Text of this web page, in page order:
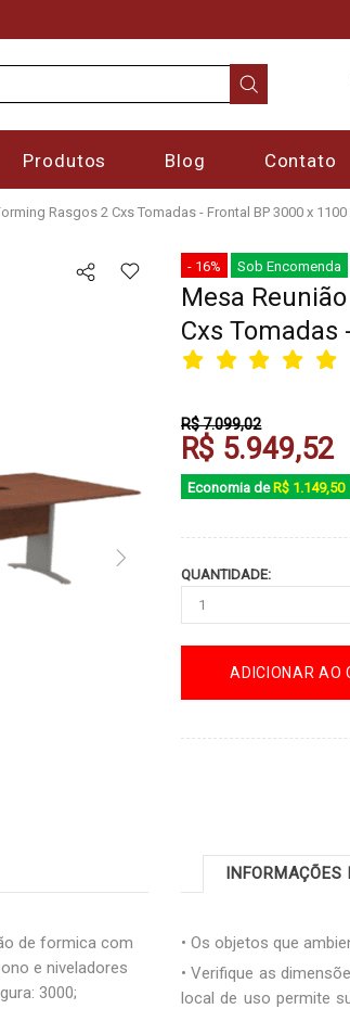
Produtos Blog Contato
Rasgos 2 Cxs Tomadas - Frontal BP 3000 x 1100
- 16% Sob Encomenda
Mesa
Cxs Tomadas
R$ 7.099,02
R$ 5.949,52
Economia de R$ 1.149,50
QUANTIDADE:
ADICIONAR AO
de formica com
e niveladores
3000;
INFORMAÇÕES
• Os objetos que
• Verifique as
local de uso permite